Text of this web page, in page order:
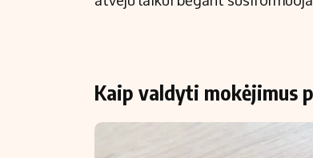
Kaip valdyti mokėjimus